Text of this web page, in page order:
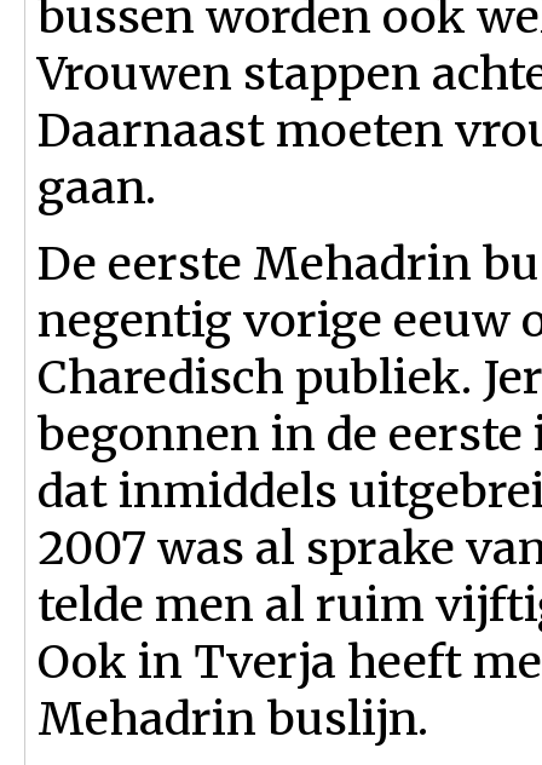
bussen worden ook
Vrouwen stappen
Daarnaast moeten
gaan.
De eerste Mehadrin
negentig vorige eeuw
Charedisch publiek.
begonnen in de
dat inmiddels
2007 was al sprake
telde men al ruim
Ook in Tverja heeft
Mehadrin buslijn.